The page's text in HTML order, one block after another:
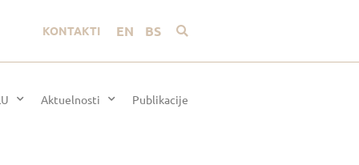
KONTAKTI EN BS
Aktuelnosti Publikacije